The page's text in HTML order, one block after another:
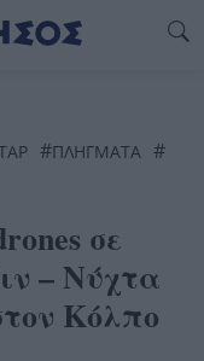
#ΠΛΉΓΜΑΤΑ #
σε
– Νύχτα
Κόλπο